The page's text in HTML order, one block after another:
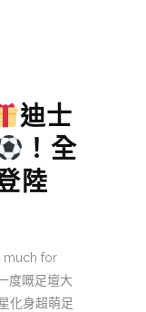
迪士
！全
陸
much for
度嘅足壇大
化⾝超萌⾜